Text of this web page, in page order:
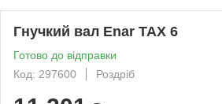
Гнучкий вал Enar TAX 6
Готово до відправки
Код: 297600
Роздріб